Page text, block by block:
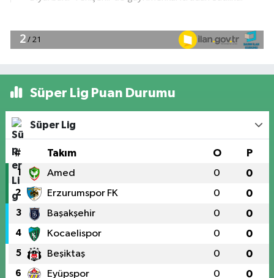
Süper Lig Puan Durumu
Süper Lig
# Takım O P
1 Amed 0 0
2 Erzurumspor FK 0 0
3 Başakşehir 0 0
4 Kocaelispor 0 0
5 Beşiktaş 0 0
6 Eyüpspor 0 0